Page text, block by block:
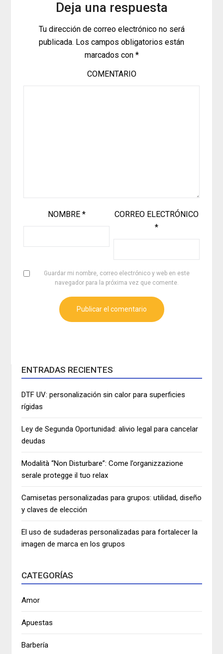
Deja una respuesta
Tu dirección de correo electrónico no será
publicada. Los campos obligatorios están
marcados con *
COMENTARIO
NOMBRE *
CORREO ELECTRÓNICO
*
Guardar mi nombre, correo electrónico y web en este
navegador para la próxima vez que comente.
ENTRADAS RECIENTES
DTF UV: personalización sin calor para superficies
rígidas
Ley de Segunda Oportunidad: alivio legal para cancelar
deudas
Modalità “Non Disturbare”: Come l’organizzazione
serale protegge il tuo relax
Camisetas personalizadas para grupos: utilidad, diseño
y claves de elección
El uso de sudaderas personalizadas para fortalecer la
imagen de marca en los grupos
CATEGORÍAS
Amor
Apuestas
Barbería